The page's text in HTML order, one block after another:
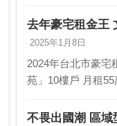
「勤美璞真」24樓
去年豪宅租金王
2025年1月8日
2024年台北市豪宅
苑」10樓戶 月租
「揚昇君臨」亦有
不畏出國潮 區域